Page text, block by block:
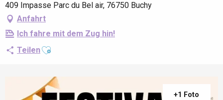
409 Impasse Parc du Bel air, 76750 Buchy
Anfahrt
Ich fahre mit dem Zug hin!
TeilenAjouter aux favoris
+1 Foto